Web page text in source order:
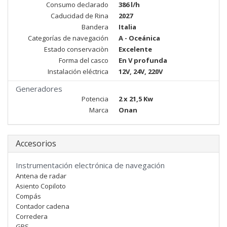
Consumo declarado
386 l/h
Caducidad de Rina
2027
Bandera
Italia
Categorías de navegación
A - Oceánica
Estado conservaciòn
Excelente
Forma del casco
En V profunda
Instalación eléctrica
12V, 24V, 220V
Generadores
Potencia
2 x 21,5 Kw
Marca
Onan
Accesorios
Instrumentación electrónica de navegación
Antena de radar
Asiento Copiloto
Compás
Contador cadena
Corredera